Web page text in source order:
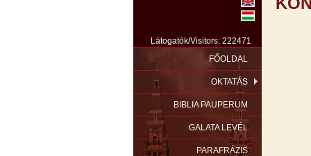
Látogatók/Visitors: 222471
FŐOLDAL
OKTATÁS
BIBLIA PAUPERUM
GALATA LEVÉL
PARAFRÁZIS